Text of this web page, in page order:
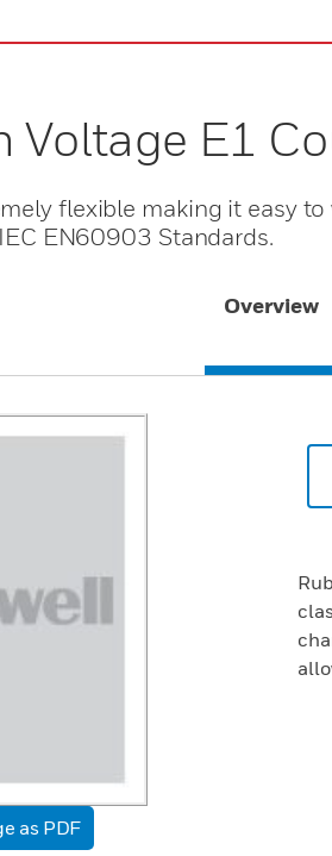
Voltage E1
flexible making it easy
EN60903 Standards.
Overview
as PDF